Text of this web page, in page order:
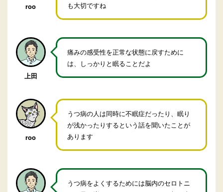
roo
も大切ですね
上田
痛みの感受性を正常な状態に戻すために
は、しっかりと眠ることだよ
roo
うつ病の人は同時に不眠症だったり、眠り
が浅かったりするという話を聞いたことが
あります
うつ病をよくするためには脳内のセロトニ